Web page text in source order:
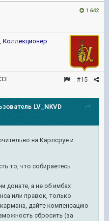
1 642
Коллекционер
#15
LV_NKVD
на Карлсруе и
то, что собираетесь
донате, а не об имбах
или правок, только
дайте компенсацию
сбросить (за